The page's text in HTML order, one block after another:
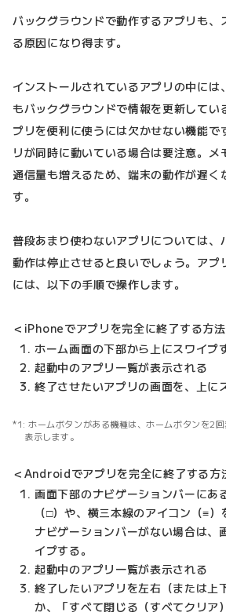
バックグラウンドで動作するアプリも、
る原因になり得ます。
インストールされているアプリの中には
もバックグラウンドで情報を更新してい
プリを便利に使うには欠かせない機能で
リが同時に動いている場合は要注意。メ
通信量も増えるため、端末の動作が遅く
す。
普段あまり使わないアプリについては、
動作は停止させると良いでしょう。アプ
には、以下の手順で操作します。
＜iPhoneでアプリを完全に終了する方
ホーム画面の下部から上にスワイプ
起動中のアプリ一覧が表示される
終了させたいアプリの画面を、上に
ホームボタンがある機種は、ホームボタンを2
表示します。
＜Androidでアプリを完全に終了する方
画面下部のナビゲーションバーにあ
（□）や、横三本線のアイコン（≡）
ナビゲーションバーがない場合は、
イプする。
起動中のアプリ一覧が表示される
終了したいアプリを左右（または上
か、「すべて閉じる（すべてクリア